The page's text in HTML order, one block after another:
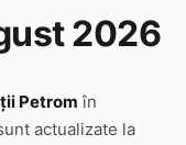
2026
Petrom în
actualizate la